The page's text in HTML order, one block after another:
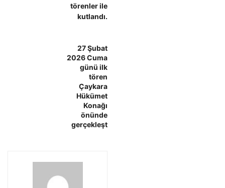
törenler ile
kutlandı.
27 Şubat
2026 Cuma
günü ilk
tören
Çaykara
Hükümet
Konağı
önünde
gerçekleşt